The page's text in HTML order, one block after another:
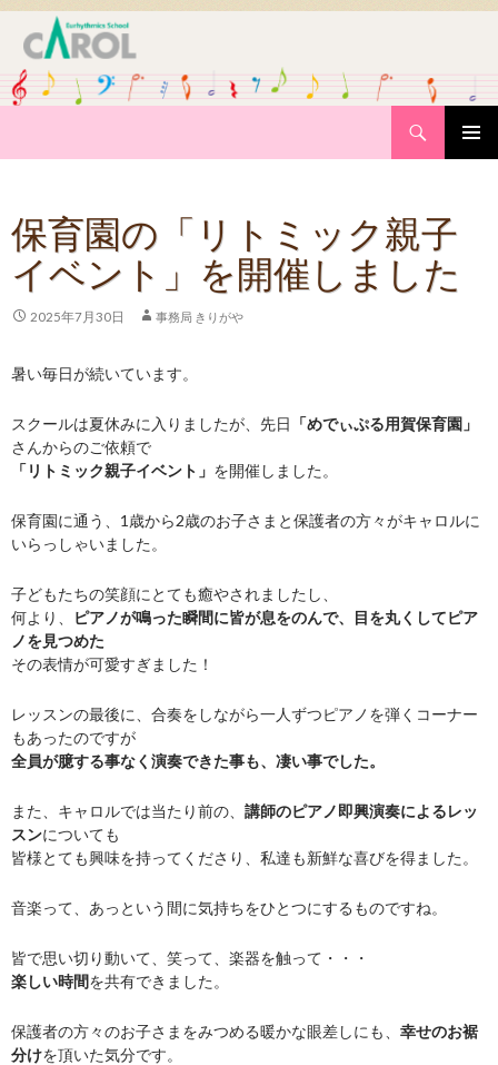
保育園の「リトミック親子
イベント」を開催しました
2025年7月30日 事務局 きりがや
暑い毎日が続いています。
スクールは夏休みに入りましたが、先日 「めでぃぷる用賀保育園」
さんからのご依頼で
「リトミック親子イベント」 を開催しました。
保育園に通う、1歳から2歳のお子さまと保護者の方々がキャロルに
いらっしゃいました。
子どもたちの笑顔にとても癒やされましたし、
何より、
ピアノが鳴った瞬間に皆が息をのんで、目を丸くしてピア
ノを見つめた
その表情が可愛すぎました！
レッスンの最後に、合奏をしながら一人ずつピアノを弾くコーナー
もあったのですが
全員が臆する事なく演奏できた事も、凄い事でした。
また、キャロルでは当たり前の、 講師のピアノ即興演奏によるレッ
スンについても
皆様とても興味を持ってくださり、私達も新鮮な喜びを得ました。
音楽って、あっという間に気持ちをひとつにするものですね。
皆で思い切り動いて、笑って、楽器を触って・・・
楽しい時間を共有できました。
保護者の方々のお子さまをみつめる暖かな眼差しにも、 幸せのお裾
分けを頂いた気分です。